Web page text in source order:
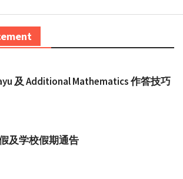
及 Additional Mathematics 作答技巧
及学校假期通告